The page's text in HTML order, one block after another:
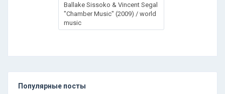
Ballake Sissoko & Vincent Segal
"Chamber Music" (2009) / world
music
Популярные посты